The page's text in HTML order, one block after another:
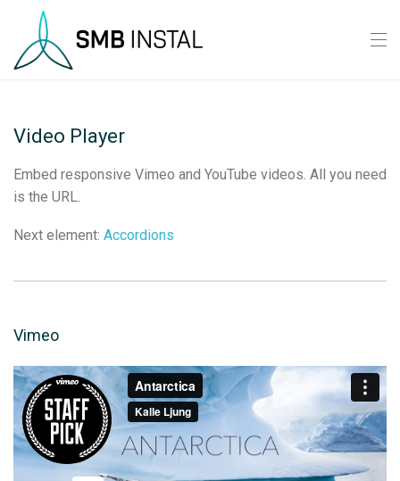
Video Player
Embed responsive Vimeo and YouTube videos. All you need
is the URL.
Next element: Accordions
Vimeo